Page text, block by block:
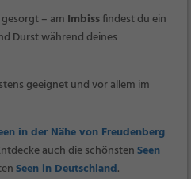
– am Imbissfindest du ein
Durst während deines
geeignet und vor allem im
in der Nähe von Freudenberg
auch die schönstenSeen
Seen in Deutschland.